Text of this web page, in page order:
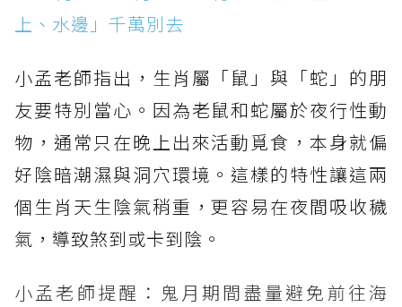
上、水邊」千萬別去
小孟老師指出，生肖屬「鼠」與「蛇」的朋
友要特別當心。因為老鼠和蛇屬於夜行性動
物，通常只在晚上出來活動覓食，本身就偏
好陰暗潮濕與洞穴環境。這樣的特性讓這兩
個生肖天生陰氣稍重，更容易在夜間吸收穢
氣，導致煞到或卡到陰。
小孟老師提醒：鬼月期間盡量避免前往海